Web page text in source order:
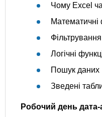
Чому Excel
Математичні
Логічні
Пошук даних
Зведені
Робочий день дата-